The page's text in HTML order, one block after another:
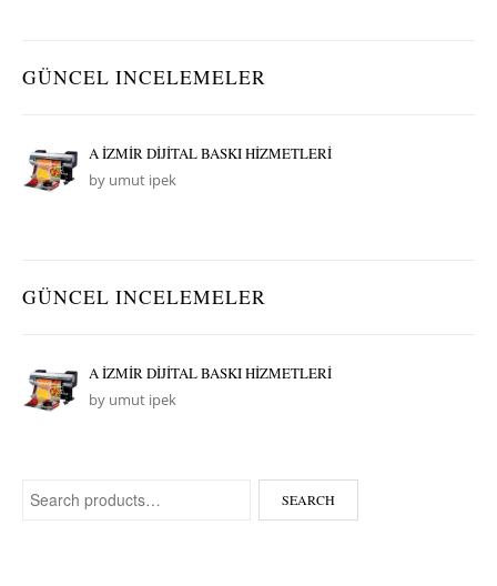
GÜNCEL INCELEMELER
A İZMİR DİJİTAL BASKI HİZMETLERİ
by umut ipek
GÜNCEL INCELEMELER
A İZMİR DİJİTAL BASKI HİZMETLERİ
by umut ipek
Search for: SEARCH